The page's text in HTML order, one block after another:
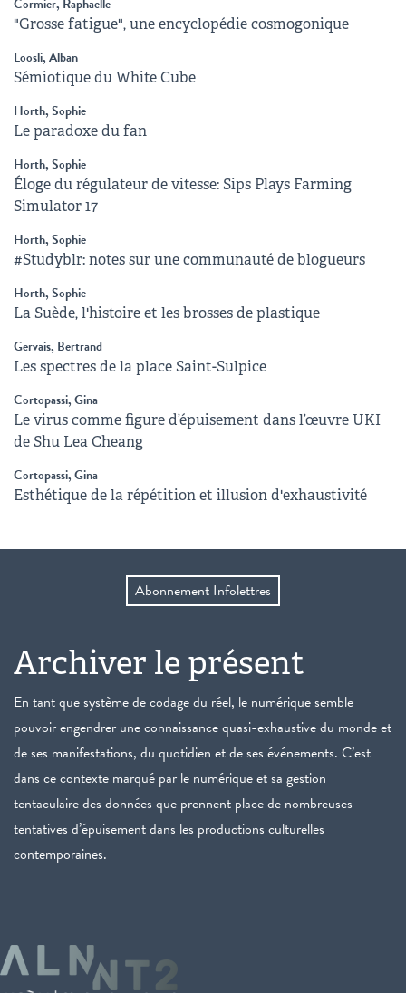
Cormier, Raphaëlle
"Grosse fatigue", une encyclopédie cosmogonique
Loosli, Alban
Sémiotique du White Cube
Horth, Sophie
Le paradoxe du fan
Horth, Sophie
Éloge du régulateur de vitesse: Sips Plays Farming
Simulator 17
Horth, Sophie
#Studyblr: notes sur une communauté de blogueurs
Horth, Sophie
La Suède, l'histoire et les brosses de plastique
Gervais, Bertrand
Les spectres de la place Saint-Sulpice
Cortopassi, Gina
Le virus comme figure d’épuisement dans l’œuvre UKI
de Shu Lea Cheang
Cortopassi, Gina
Esthétique de la répétition et illusion d'exhaustivité
Abonnement Infolettres
Archiver le présent
En tant que système de codage du réel, le numérique semble
pouvoir engendrer une connaissance quasi-exhaustive du monde et
de ses manifestations, du quotidien et de ses événements. C’est
dans ce contexte marqué par le numérique et sa gestion
tentaculaire des données que prennent place de nombreuses
tentatives d’épuisement dans les productions culturelles
contemporaines.